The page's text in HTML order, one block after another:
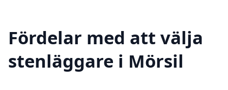
Fördelar med att välja
stenläggare i Mörsil